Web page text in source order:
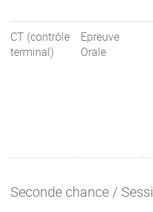
CT (contrôle
terminal)
Epreuve
Orale
Seconde chance /